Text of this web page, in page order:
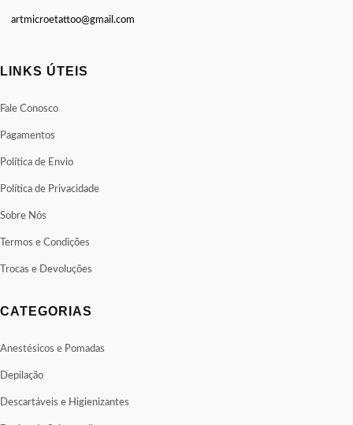
artmicroetattoo@gmail.com
LINKS ÚTEIS
Fale Conosco
Pagamentos
Política de Envio
Política de Privacidade
Sobre Nós
Termos e Condições
Trocas e Devoluções
CATEGORIAS
Anestésicos e Pomadas
Depilação
Descartáveis e Higienizantes